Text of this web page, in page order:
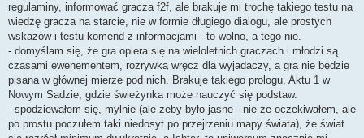
regulaminy, informować gracza f2f, ale brakuje mi trochę takiego testu na
wiedzę gracza na starcie, nie w formie długiego dialogu, ale prostych
wskazów i testu komend z informacjami - to wolno, a tego nie.
- domyślam się, że gra opiera się na wieloletnich graczach i młodzi są
czasami ewenementem, rozrywką wręcz dla wyjadaczy, a gra nie będzie
pisana w głównej mierze pod nich. Brakuje takiego prologu, Aktu 1 w
Nowym Sadzie, gdzie świeżynka może nauczyć się podstaw.
- spodziewałem się, mylnie (ale żeby było jasne - nie że oczekiwałem, ale
po prostu poczułem taki niedosyt po przejrzeniu mapy świata), że świat